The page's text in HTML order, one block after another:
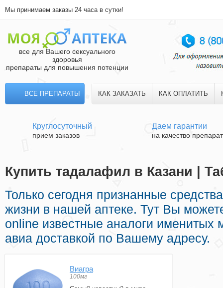
Мы принимаем заказы 24 часа в сутки!
все для Вашего сексуального
здоровья
препараты для повышения потенции
ВСЕ ПРЕПАРАТЫ КАК ЗАКАЗАТЬ КАК ОПЛАТИТЬ
Круглосуточный
прием заказов
Даем гарантии
на качество
Купить тадалафил в Казани |
Только сегодня признанные
жизни в нашей аптеке. Тут Вы
online известные аналоги именитых
авиа доставкой по Вашему адресу.
Виагра
100мг